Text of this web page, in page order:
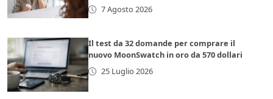
7 Agosto 2026
Il test da 32 domande per comprare il
nuovo MoonSwatch in oro da 570 dollari
25 Luglio 2026